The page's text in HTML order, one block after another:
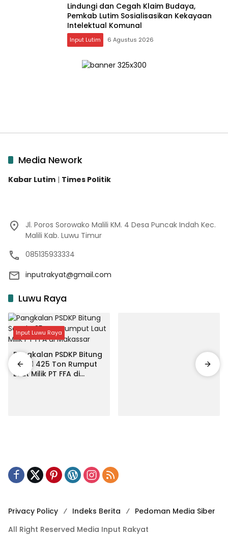
Lindungi dan Cegah Klaim Budaya,
Pemkab Lutim Sosialisasikan Kekayaan
Intelektual Komunal
Input Lutim 6 Agustus 2026
Media Nework
Kabar Lutim | Times Politik
Jl. Poros Sorowako Malili KM. 4 Desa Puncak Indah Kec.
Malili Kab. Luwu Timur
085135933334
inputrakyat@gmail.com
Luwu Raya
Input Luwu Raya
Pangkalan PSDKP Bitung
Segel 425 Ton Rumput
Laut Milik PT FFA di
Privacy Policy Indeks Berita
Pedoman Media Siber
All Right Reserved Media Input Rakyat